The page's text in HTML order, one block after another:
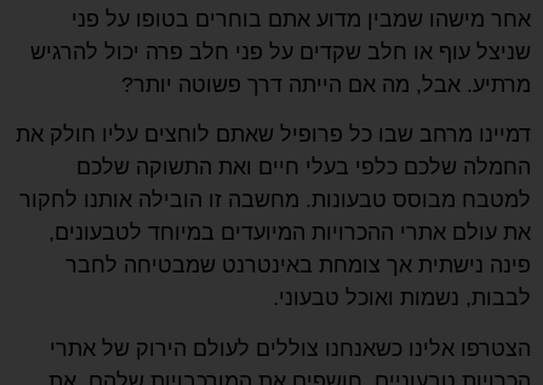
אחר מישהו שמבין מדוע אתם בוחרים בטופו על פני
שניצל עוף או חלב שקדים על פני חלב פרה יכול להרגיש
מרתיע. אבל, מה אם הייתה דרך פשוטה יותר?
דמיינו מרחב שבו כל פרופיל שאתם לוחצים עליו חולק את
החמלה שלכם כלפי בעלי חיים ואת התשוקה שלכם
למטבח מבוסס טבעונות. מחשבה זו הובילה אותנו לחקור
את עולם אתרי ההכרויות המיועדים במיוחד לטבעונים,
פינה נישתית אך צומחת באינטרנט שמבטיחה לחבר
לבבות, נשמות ואוכל טבעוני.
הצטרפו אלינו כשאנחנו צוללים לעולם הירוק של אתרי